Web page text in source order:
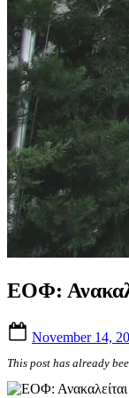
ΕΟΦ:
on
November 14,
This post has already